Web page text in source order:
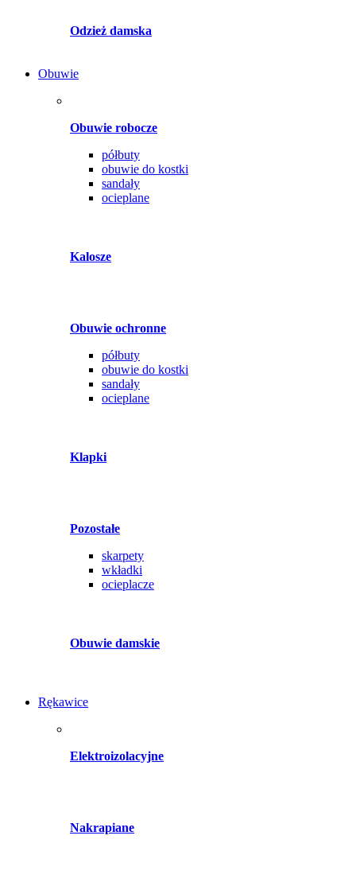
Odzież damska
Obuwie
Obuwie robocze
półbuty
obuwie do kostki
sandały
ocieplane
Kalosze
Obuwie ochronne
półbuty
obuwie do kostki
sandały
ocieplane
Klapki
Pozostałe
skarpety
wkładki
ocieplacze
Obuwie damskie
Rękawice
Elektroizolacyjne
Nakrapiane